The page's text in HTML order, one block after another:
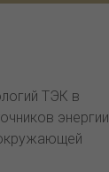
ТЭК в
энергии